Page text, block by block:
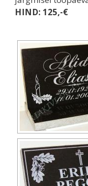
HIND: 125,-€